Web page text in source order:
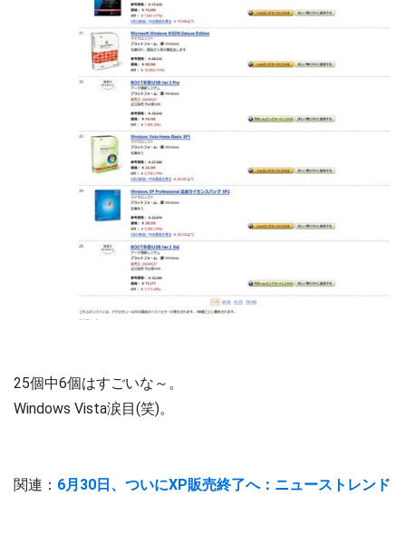
25個中6個はすごいな～。
Windows Vista涙目(笑)。
関連： 6月30日、ついにXP販売終了へ：ニューストレンド